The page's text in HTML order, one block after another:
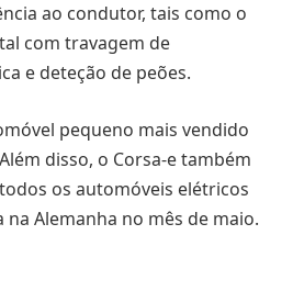
ao condutor, tais como o
com travagem de
e deteção de peões.
pequeno mais vendido
disso, o Corsa-e também
os automóveis elétricos
Alemanha no mês de maio.